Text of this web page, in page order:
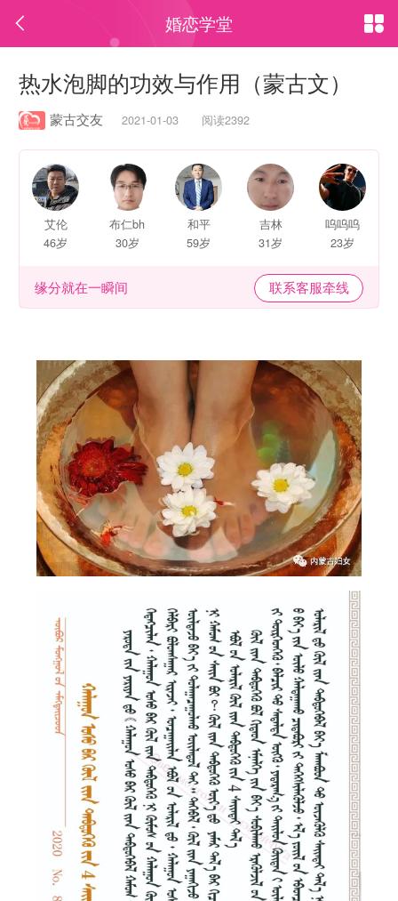
 婚恋学堂
热水泡脚的功效与作用（蒙古文）
蒙古交友 2021-01-03 阅读2392
艾伦
46岁
布仁bh
30岁
和平
59岁
吉林
31岁
呜呜呜
23岁
缘分就在一瞬间 联系客服牵线
